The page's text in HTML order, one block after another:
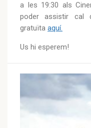
a les 19:30 als
poder assistir cal
gratuïta aquí.
Us hi esperem!